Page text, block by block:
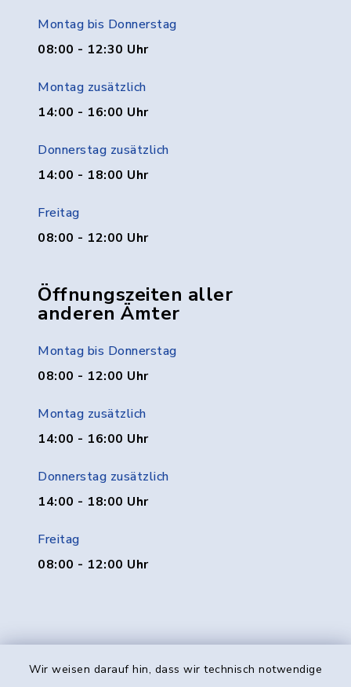
Wir weisen darauf hin, dass wir technisch notwendige
Montag bis Donnerstag
08:00 - 12:30 Uhr
Montag zusätzlich
14:00 - 16:00 Uhr
Donnerstag zusätzlich
14:00 - 18:00 Uhr
Freitag
08:00 - 12:00 Uhr
Öffnungszeiten aller
anderen Ämter
Montag bis Donnerstag
08:00 - 12:00 Uhr
Montag zusätzlich
14:00 - 16:00 Uhr
Donnerstag zusätzlich
14:00 - 18:00 Uhr
Freitag
08:00 - 12:00 Uhr